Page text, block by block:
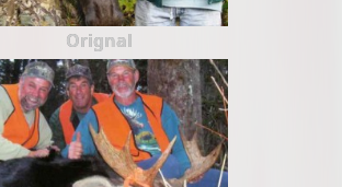
Orignal